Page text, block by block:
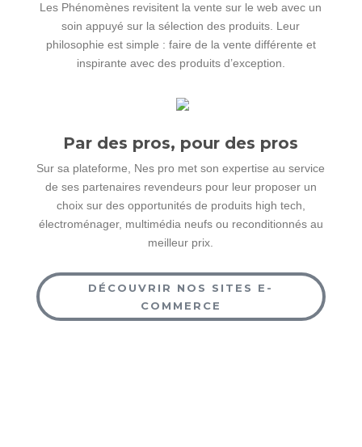
Les Phénomènes revisitent la vente sur le web avec un
soin appuyé sur la sélection des produits. Leur
philosophie est simple : faire de la vente différente et
inspirante avec des produits d’exception.
Par des pros, pour des pros
Sur sa plateforme, Nes pro met son expertise au service
de ses partenaires revendeurs pour leur proposer un
choix sur des opportunités de produits high tech,
électroménager, multimédia neufs ou reconditionnés au
meilleur prix.
DÉCOUVRIR NOS SITES E-
COMMERCE